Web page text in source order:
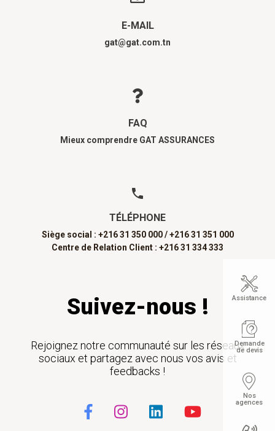
E-MAIL
gat@gat.com.tn
FAQ
Mieux comprendre GAT ASSURANCES
TÉLÉPHONE
Siège social : +216 31 350 000 / +216 31 351 000
Centre de Relation Client : +216 31 334 333
Suivez-nous !
Rejoignez notre communauté sur les réseaux
sociaux et partagez avec nous vos avis et
feedbacks !
Assistance
Demande
de devis
Nos
agences